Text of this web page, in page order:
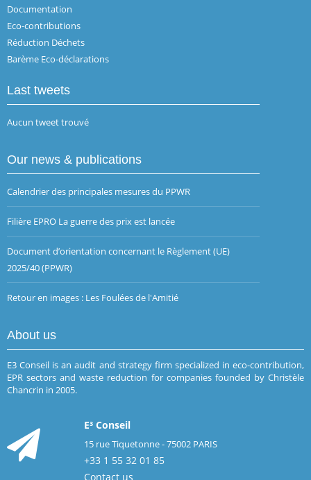
Documentation
Eco-contributions
Réduction Déchets
Barème Eco-déclarations
Last tweets
Aucun tweet trouvé
Our news & publications
Calendrier des principales mesures du PPWR
Filière EPRO La guerre des prix est lancée
Document d’orientation concernant le Règlement (UE)
2025/40 (PPWR)
Retour en images : Les Foulées de l'Amitié
About us
E3 Conseil is an audit and strategy firm specialized in eco-contribution,
EPR sectors and waste reduction for companies founded by Christèle
Chancrin in 2005.
E³ Conseil
15 rue Tiquetonne - 75002 PARIS
+33 1 55 32 01 85
Contact us